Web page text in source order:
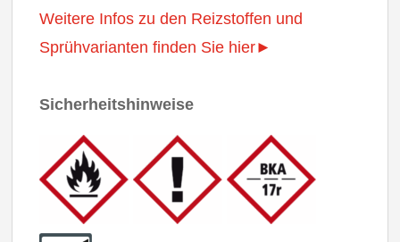
Weitere Infos zu den Reizstoffen und
Sprühvarianten finden Sie hier►
Sicherheitshinweise